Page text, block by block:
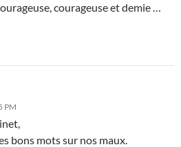
courageuse et demie …
PM
bons mots sur nos maux.